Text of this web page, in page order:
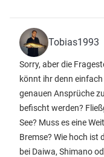
Tobias1993
Sorry, aber die
könnt ihr denn
genauen Ansprüche
befischt werden?
See? Muss es eine
Bremse? Wie hoch ist
bei Daiwa, Shimano